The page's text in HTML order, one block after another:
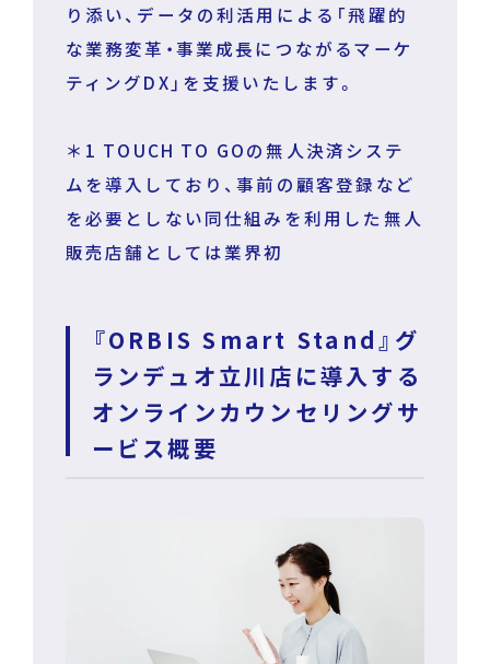
り添い、データの利活用による「飛躍的
な業務変革・事業成長につながるマーケ
ティングDX」を支援いたします。
＊1 TOUCH TO GOの無人決済システ
ムを導入しており、事前の顧客登録など
を必要としない同仕組みを利用した無人
販売店舗としては業界初
『ORBIS Smart Stand』グ
ランデュオ立川店に導入する
オンラインカウンセリングサ
ービス概要